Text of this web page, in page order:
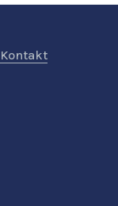
Kontakt